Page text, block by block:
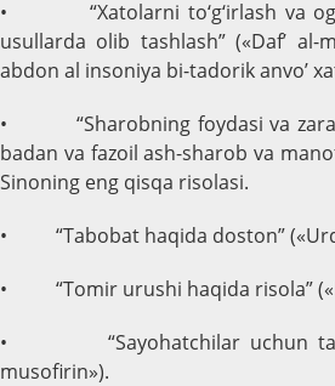
• “Xatolarni to‘g‘irlash va
usullarda olib tashlash” («Daf’
abdon al insoniya bi-tadorik anvo’
• “Sharobning foydasi va zarari
badan va fazoil ash-sharob va
Sinoning eng qisqa risolasi.
• “Tabobat haqida doston”
• “Tomir urushi haqida risola”
• “Sayohatchilar uchun
musofirin»).